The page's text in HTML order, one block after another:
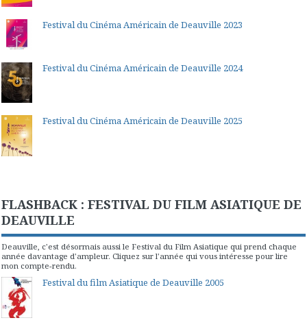
Festival du Cinéma Américain de Deauville 2023
Festival du Cinéma Américain de Deauville 2024
Festival du Cinéma Américain de Deauville 2025
FLASHBACK : FESTIVAL DU FILM ASIATIQUE DE
DEAUVILLE
Deauville, c'est désormais aussi le Festival du Film Asiatique qui prend chaque
année davantage d'ampleur. Cliquez sur l'année qui vous intéresse pour lire
mon compte-rendu.
Festival du film Asiatique de Deauville 2005